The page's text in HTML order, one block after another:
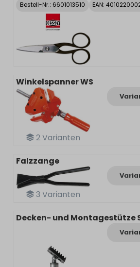
Bestell-Nr.: 6601013510 EAN:
2Varianten
Winkelspanner WS
3 Varianten
Falzzange
Decken- und Montagestütze